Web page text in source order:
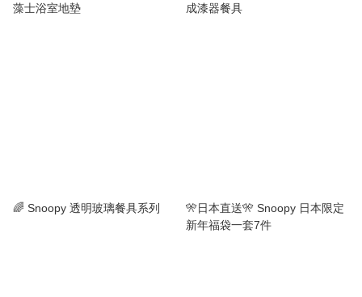
藻士浴室地墊
成漆器餐具
🌈 Snoopy 透明玻璃餐具系列
🎌日本直送🎌 Snoopy 日本限定
新年福袋一套7件